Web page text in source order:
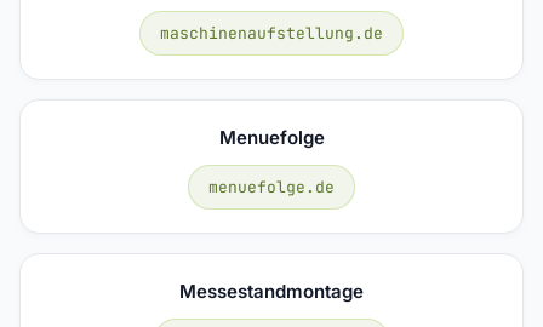
maschinenaufstellung.de
Menuefolge
menuefolge.de
Messestandmontage